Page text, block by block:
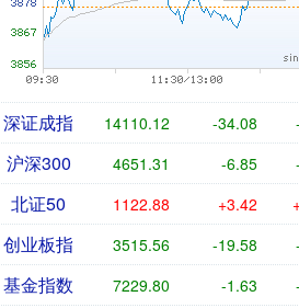
深证成指 14110.12 -34.08
沪深300 4651.31 -6.85
北证50 1122.88 +3.42
创业板指 3515.56 -19.58
基金指数 7229.80 -1.63